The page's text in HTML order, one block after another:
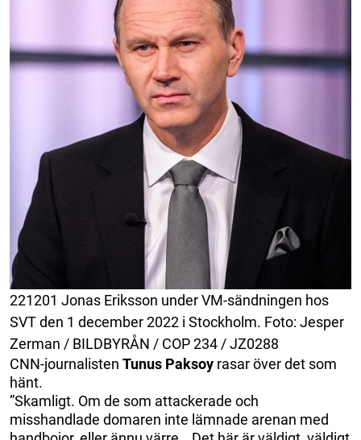
221201 Jonas Eriksson under VM-sändningen hos
SVT den 1 december 2022 i Stockholm. Foto: Jesper
Zerman / BILDBYRÅN / COP 234 / JZ0288
CNN-journalisten Tunus Paksoy rasar över det som
hänt.
”Skamligt. Om de som attackerade och
misshandlade domaren inte lämnade arenan med